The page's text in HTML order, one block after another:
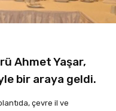
Ahmet Yaşar,
bir araya geldi.
çevre il ve